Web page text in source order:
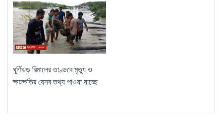
ঘূর্ণিঝড় রিমালের তাণ্ডবে মৃত্যু ও
ক্ষয়ক্ষতির যেসব তথ্য পাওয়া যাচ্ছে